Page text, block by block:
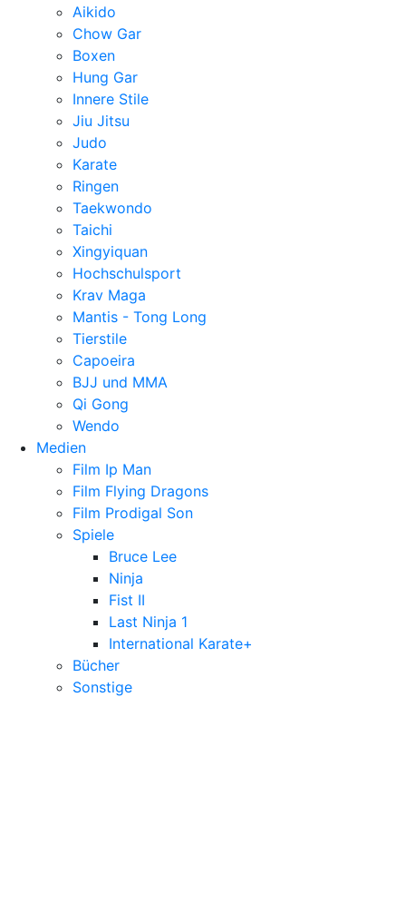
Aikido
Chow Gar
Boxen
Hung Gar
Innere Stile
Jiu Jitsu
Judo
Karate
Ringen
Taekwondo
Taichi
Xingyiquan
Hochschulsport
Krav Maga
Mantis - Tong Long
Tierstile
Capoeira
BJJ und MMA
Qi Gong
Wendo
Medien
Film Ip Man
Film Flying Dragons
Film Prodigal Son
Spiele
Bruce Lee
Ninja
Fist II
Last Ninja 1
International Karate+
Bücher
Sonstige